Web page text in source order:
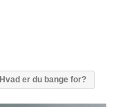
Hvad er du bange for?